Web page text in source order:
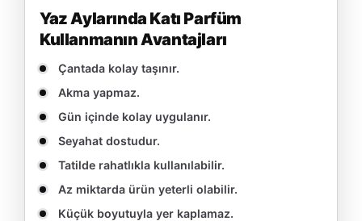
Yaz Aylarında Katı Parfüm
Kullanmanın Avantajları
Çantada kolay taşınır.
Akma yapmaz.
Gün içinde kolay uygulanır.
Seyahat dostudur.
Tatilde rahatlıkla kullanılabilir.
Az miktarda ürün yeterli olabilir.
Küçük boyutuyla yer kaplamaz.